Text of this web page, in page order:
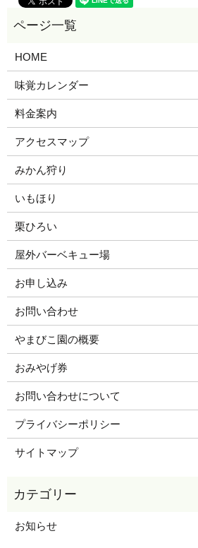
HOME
味覚カレンダー
料金案内
アクセスマップ
みかん狩り
いもほり
栗ひろい
屋外バーベキュー場
お申し込み
お問い合わせ
やまびこ園の概要
おみやげ券
お問い合わせについて
プライバシーポリシー
サイトマップ
お知らせ